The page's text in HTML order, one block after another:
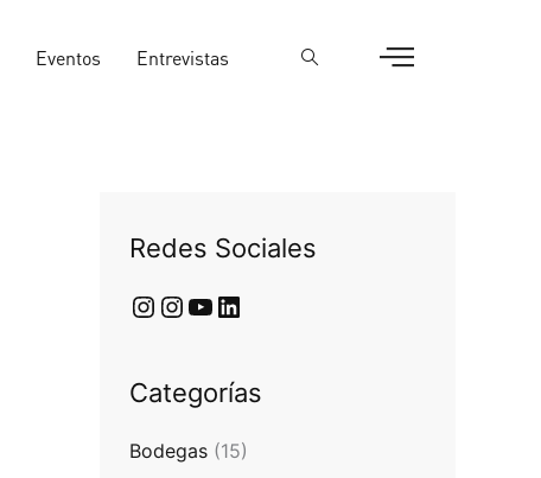
Eventos Entrevistas
Redes Sociales
Categorías
Bodegas (15)